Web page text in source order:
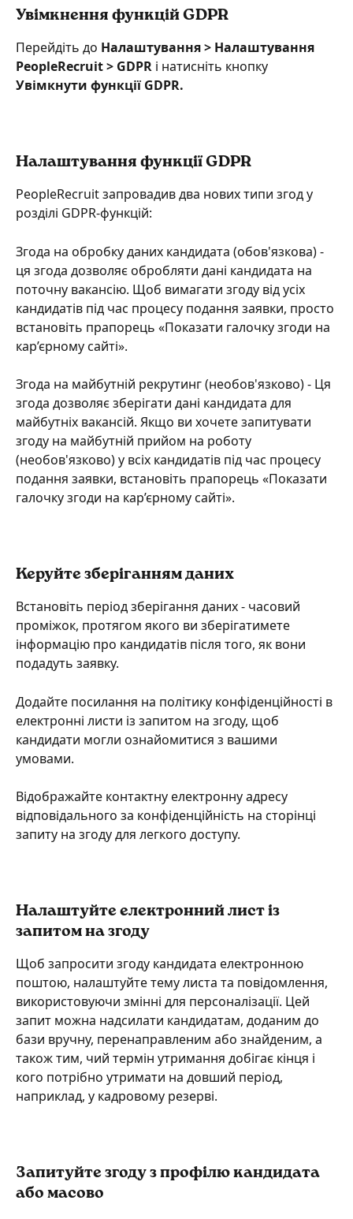
Увімкнення функцій GDPR
Перейдіть до Налаштування > Налаштування
PeopleRecruit > GDPR і натисніть кнопку
Увімкнути функції GDPR.
Налаштування функції GDPR
PeopleRecruit запровадив два нових типи згод у
розділі GDPR-функцій:
Згода на обробку даних кандидата (обов'язкова) -
ця згода дозволяє обробляти дані кандидата на
поточну вакансію. Щоб вимагати згоду від усіх
кандидатів під час процесу подання заявки, просто
встановіть прапорець «Показати галочку згоди на
кар’єрному сайті».
Згода на майбутній рекрутинг (необов'язково) - Ця
згода дозволяє зберігати дані кандидата для
майбутніх вакансій. Якщо ви хочете запитувати
згоду на майбутній прийом на роботу
(необов'язково) у всіх кандидатів під час процесу
подання заявки, встановіть прапорець «Показати
галочку згоди на кар’єрному сайті».
Керуйте зберіганням даних
Встановіть період зберігання даних - часовий
проміжок, протягом якого ви зберігатимете
інформацію про кандидатів після того, як вони
подадуть заявку.
Додайте посилання на політику конфіденційності в
електронні листи із запитом на згоду, щоб
кандидати могли ознайомитися з вашими
умовами.
Відображайте контактну електронну адресу
відповідального за конфіденційність на сторінці
запиту на згоду для легкого доступу.
Налаштуйте електронний лист із
запитом на згоду
Щоб запросити згоду кандидата електронною
поштою, налаштуйте тему листа та повідомлення,
використовуючи змінні для персоналізації. Цей
запит можна надсилати кандидатам, доданим до
бази вручну, перенаправленим або знайденим, а
також тим, чий термін утримання добігає кінця і
кого потрібно утримати на довший період,
наприклад, у кадровому резерві.
Запитуйте згоду з профілю кандидата
або масово